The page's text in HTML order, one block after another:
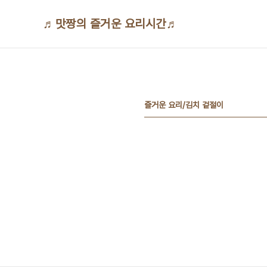
♬맛짱의 즐거운 요리시간♬
즐거운 요리/김치 겉절이